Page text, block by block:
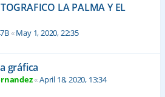
LA PALMA Y EL
«May 1, 2020, 22:35
gráfica
«April 18, 2020, 13:34